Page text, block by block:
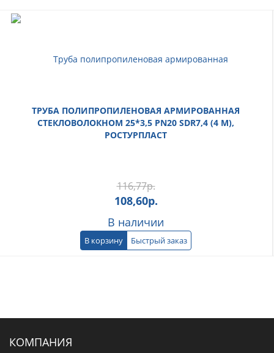
ТРУБА ПОЛИПРОПИЛЕНОВАЯ АРМИРОВАННАЯ
СТЕКЛОВОЛОКНОМ 25*3,5 PN20 SDR7,4 (4 М),
РОСТУРПЛАСТ
116,77р.
108,60р.
В наличии
В корзину Быстрый заказ
КОМПАНИЯ